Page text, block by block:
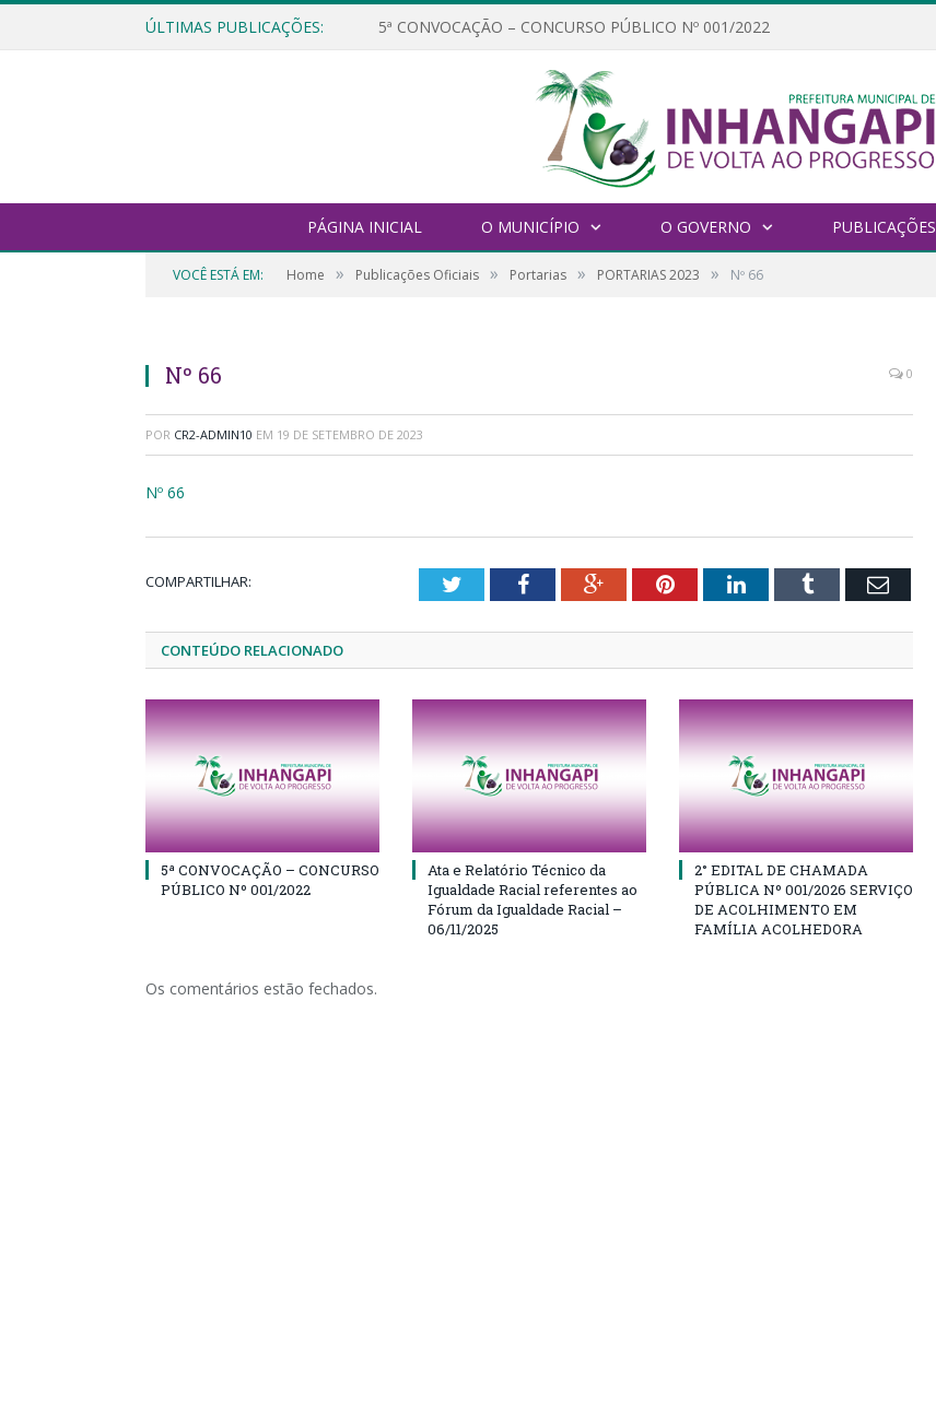
ÚLTIMAS PUBLICAÇÕES: 5ª CONVOCAÇÃO – CONCURSO PÚBLICO Nº 001/2022
PÁGINA INICIAL O MUNICÍPIO O GOVERNO PUBLICAÇÕES
VOCÊ ESTÁ EM: Home » Publicações Oficiais » Portarias » PORTARIAS 2023 » Nº 66
Nº 66 0
POR CR2-ADMIN10 EM 19 DE SETEMBRO DE 2023
Nº 66
COMPARTILHAR: TwitterFacebookGoogle+PinterestLinkedInTumblr Email
CONTEÚDO RELACIONADO
5ª CONVOCAÇÃO – CONCURSO
PÚBLICO Nº 001/2022
Ata e Relatório Técnico da
Igualdade Racial referentes ao
Fórum da Igualdade Racial –
06/11/2025
2° EDITAL DE CHAMADA
PÚBLICA Nº 001/2026 SERVIÇO
DE ACOLHIMENTO EM
FAMÍLIA ACOLHEDORA
Os comentários estão fechados.